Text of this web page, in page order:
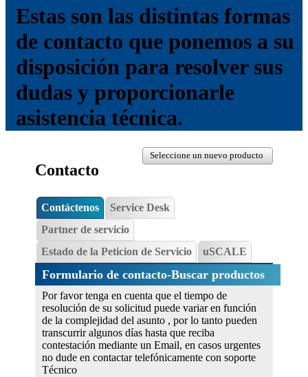
Estas son las distintas formas
de contacto que ponemos a su
disposición para resolver sus
dudas y proporcionarle
asistencia técnica.
Contacto
Seleccione un nuevo producto
Contáctenos
Service Desk
Partner de servicio
Estado de la Peticion de Servicio
uSCALE
Formulario de contacto-Buscar productos
Por favor tenga en cuenta que el tiempo de
resolución de su solicitud puede variar en función
de la complejidad del asunto , por lo tanto pueden
transcurrir algunos días hasta que reciba
contestación mediante un Email, en casos urgentes
no dude en contactar telefónicamente con soporte
Técnico